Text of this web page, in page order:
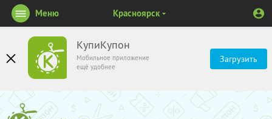
КупиКупон
Мобильное приложение
ещё удобнее
Загрузить
Меню Красноярск